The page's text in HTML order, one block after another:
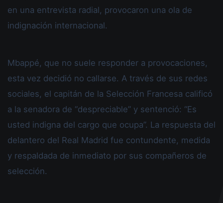
en una entrevista radial, provocaron una ola de
indignación internacional.
Mbappé, que no suele responder a provocaciones,
esta vez decidió no callarse. A través de sus redes
sociales, el capitán de la Selección Francesa calificó
a la senadora de “despreciable” y sentenció: “Es
usted indigna del cargo que ocupa”. La respuesta del
delantero del Real Madrid fue contundente, medida
y respaldada de inmediato por sus compañeros de
selección.